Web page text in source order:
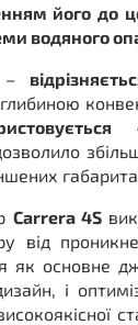
його до
водяного
–
Carrera 4S
від
як основне
і